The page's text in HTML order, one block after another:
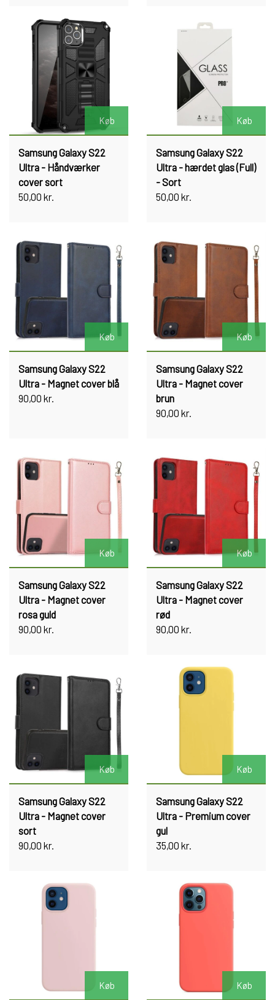
Køb
Samsung Galaxy S22
Ultra - Håndværker
cover sort
50,00 kr.
Køb
Samsung Galaxy S22
Ultra - hærdet glas (Full)
- Sort
50,00 kr.
Køb
Samsung Galaxy S22
Ultra - Magnet cover blå
90,00 kr.
Køb
Samsung Galaxy S22
Ultra - Magnet cover
brun
90,00 kr.
Køb
Samsung Galaxy S22
Ultra - Magnet cover
rosa guld
90,00 kr.
Køb
Samsung Galaxy S22
Ultra - Magnet cover
rød
90,00 kr.
Køb
Samsung Galaxy S22
Ultra - Magnet cover
sort
90,00 kr.
Køb
Samsung Galaxy S22
Ultra - Premium cover
gul
35,00 kr.
Køb Køb